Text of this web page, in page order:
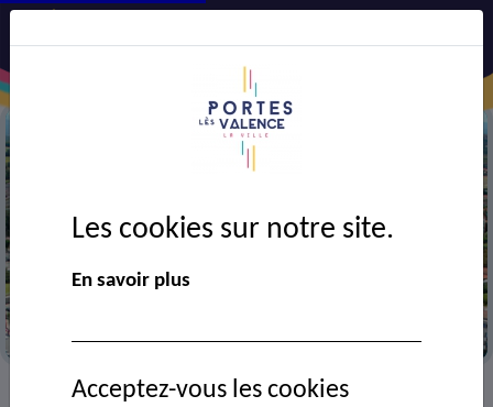
> CADRE DE VIE > Economie >Entreprises et
Les cookies sur notre site.
En savoir plus
Acceptez-vous les cookies